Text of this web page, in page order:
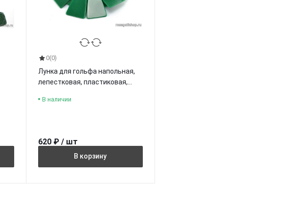
0(0)
Лунка для гольфа напольная,
лепестковая, пластиковая,
В наличии
620 ₽ / шт
В корзину